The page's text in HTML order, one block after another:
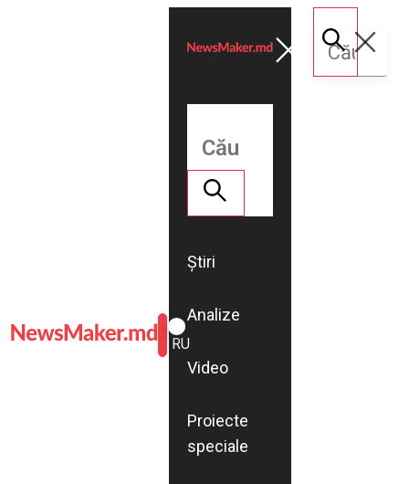
ROMÂNĂ
RU
Știri
Analize
Video
Proiecte
speciale